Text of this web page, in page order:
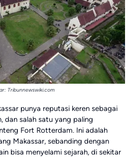
Tribunnewswiki.com
punya reputasi keren sebagai
dan salah satu yang paling
Fort Rotterdam. Ini adalah
Makassar, sebanding dengan
bisa menyelami sejarah, di sekitar